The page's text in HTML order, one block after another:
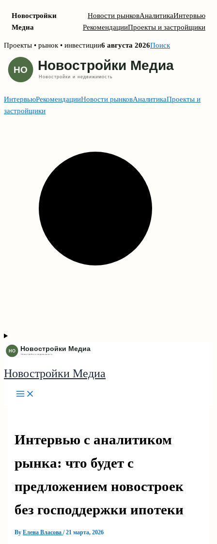
Новостройки
Медиа
Новости рынковАналитикаИнтервью
РекомендацииПроекты и застройщики
Skip
content
Проекты • рынок • инвестиции6 августа 2026Поиск
ИнтервьюРекомендацииНовости рынковАналитикаПроекты и
застройщики
Новостройки Медиа
Интервью с аналитиком
рынка: что будет с
предложением новостроек
без господдержки ипотеки
ByЕлена Власова/21 марта, 2026